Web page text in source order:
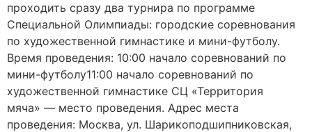
проходить сразу два турнира по программе
Специальной Олимпиады: городские соревнования
по художественной гимнастике и мини-футболу.
Время проведения: 10:00 начало соревнований по
мини-футболу11:00 начало соревнований по
художественной гимнастике СЦ «Территория
мяча» — место проведения. Адрес места
проведения: Москва, ул. Шарикоподшипниковская,